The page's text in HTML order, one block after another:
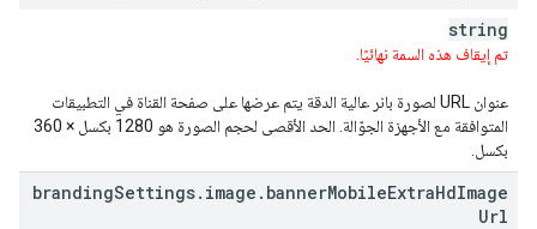
string
تم إيقاف هذه السمة نهائيًا.
عنوان URL لصورة بانر عالية الدقة يتم عرضها على صفحة القناة في التطبيقات
المتوافقة مع الأجهزة الجوّالة. الحد الأقصى لحجم الصورة هو 1280 بكسل × 360
بكسل.
brandingSettings. image . bannerMobileExtraHdImage
Url